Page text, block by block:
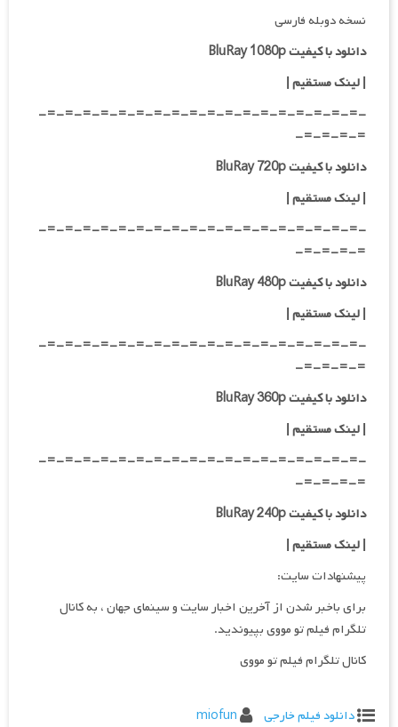
نسخه دوبله فارسی
دانلود با کیفیت BluRay 1080p
|لینک مستقیم |
-=-=-=-=-=-=-=-=-=-=-=-=-=-=-=-=-=-=-
=-=-=-=-
دانلود با کیفیت BluRay 720p
| لینک مستقیم |
-=-=-=-=-=-=-=-=-=-=-=-=-=-=-=-=-=-=-
=-=-=-=-
دانلود با کیفیت BluRay 480p
| لینک مستقیم |
-=-=-=-=-=-=-=-=-=-=-=-=-=-=-=-=-=-=-
=-=-=-=-
دانلود با کیفیت BluRay 360p
| لینک مستقیم |
-=-=-=-=-=-=-=-=-=-=-=-=-=-=-=-=-=-=-
=-=-=-=-
دانلود با کیفیت BluRay 240p
| لینک مستقیم |
پیشنهادات سایت:
برای باخبر شدن از آخرین اخبار سایت و سینمای جهان ، به کانال
تلگرام فیلم تو مووی بپیوندید.
کانال تلگرام فیلم تو مووی
دانلود فیلم خارجی
miofun